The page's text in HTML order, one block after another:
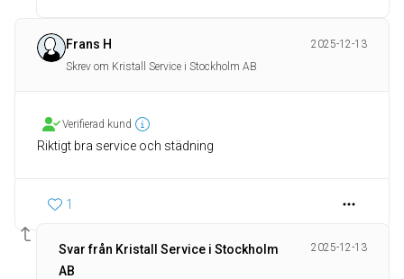
Frans H
2025-12-13
Skrev om Kristall Service i Stockholm AB
Verifierad kund
Riktigt bra service och städning
1
Svar från Kristall Service i Stockholm
AB
2025-12-13